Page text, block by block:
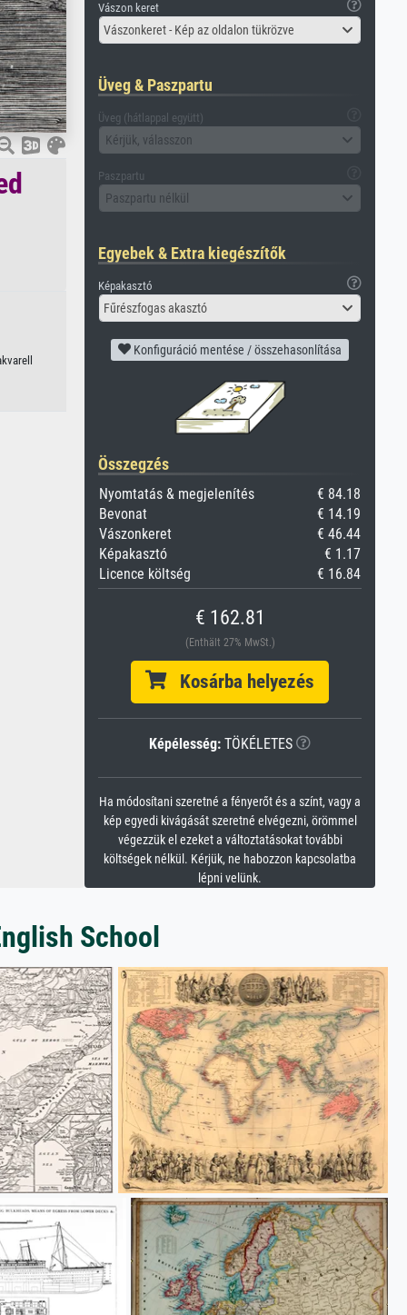
Vászon keret
Vászonkeret - Kép az oldalon tükrözve
Üveg & Paszpartu
Üveg (hátlappal együtt)
Kérjük, válasszon
Paszpartu
Paszpartu nélkül
Egyebek & Extra kiegészítők
Képakasztó
Fűrészfogas akasztó
Konfiguráció mentése / összehasonlítása
Összegzés
Nyomtatás & megjelenítés
€ 84.18
Bevonat
€ 14.19
Vászonkeret
€ 46.44
Képakasztó
€ 1.17
Licence költség
€ 16.84
€ 162.81
(Enthält 27% MwSt.)
Kosárba helyezés
Képélesség: TÖKÉLETES
Ha módosítani szeretné a fényerőt és a színt, vagy a
kép egyedi kivágását szeretné elvégezni, örömmel
végezzük el ezeket a változtatásokat további
költségek nélkül. Kérjük, ne habozzon kapcsolatba
lépni velünk.
School